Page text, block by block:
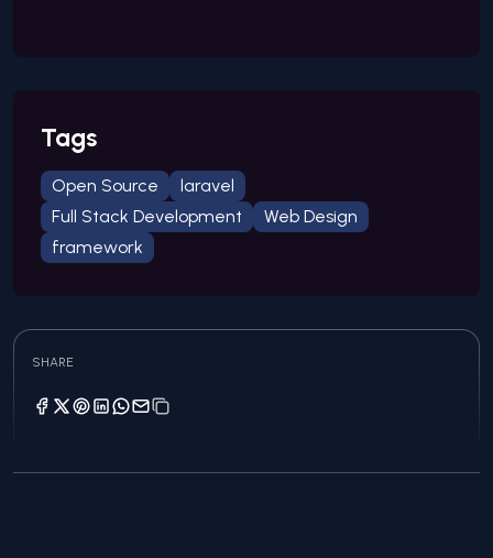
Tags
Open Source
laravel
Full Stack Development
Web Design
framework
SHARE